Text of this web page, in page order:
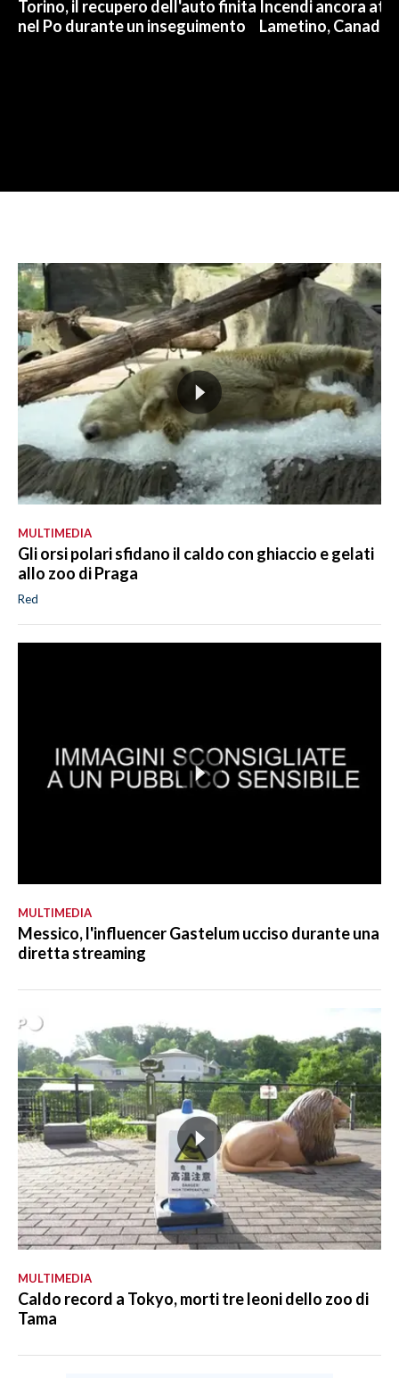
Torino, il recupero dell'auto finita
nel Po durante un inseguimento
Incendi ancora
Lametino,
MULTIMEDIA
Gli orsi polari sfidano il caldo con ghiaccio e gelati
allo zoo di Praga
Red
MULTIMEDIA
Messico, l'influencer Gastelum ucciso durante una
diretta streaming
MULTIMEDIA
Caldo record a Tokyo, morti tre leoni dello zoo di
Tama